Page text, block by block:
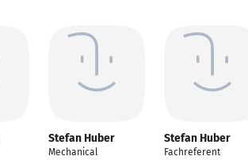
Stefan Huber
Mechanical
Stefan Huber
Fachreferent